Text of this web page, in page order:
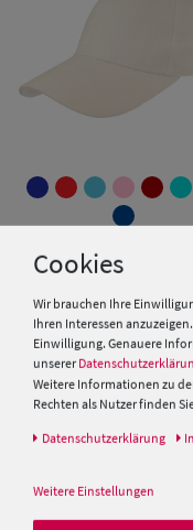
McBurn Kinder
uni reine Baumwolle
9,95 €
Cookies
Wir brauchen Ihre
Ihren Interessen
Einwilligung. Genauere
unserer
Weitere Informationen zu
Rechten als Nutzer finden
Daten­schutz­erklärung
Weitere Einstellungen